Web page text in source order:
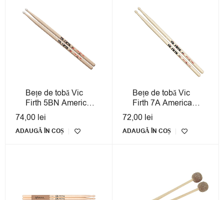
Bețe de tobă Vic
Firth 5BN American
Classic Hickory
74,00 lei
ADAUGĂ ÎN COȘ
Bețe de tobă Vic
Firth 7A American
Classic Hickory
72,00 lei
ADAUGĂ ÎN COȘ